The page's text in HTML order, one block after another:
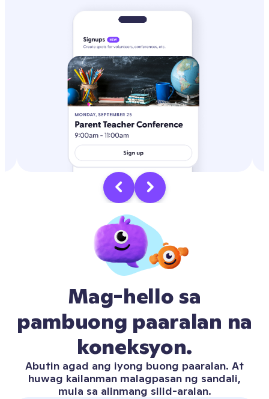
Mag-hello sa
pambuong paaralan na
koneksyon.
Abutin agad ang iyong buong paaralan. At
huwag kailanman malagpasan ng sandali,
mula sa alinmang silid-aralan.